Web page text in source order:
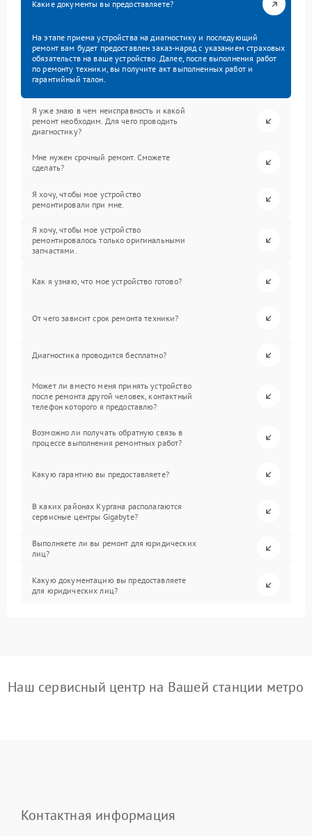
Какие документы вы предоставляете?
На этапе приема устройства на диагностику и последующий
ремонт вам будет предоставлен заказ-наряд с указанием страховых
обязательств на ваше устройство. Далее, после выполнения работ
по ремонту техники, вы получите акт выполненных работ и
гарантийный талон.
Я уже знаю в чем неисправность и какой
ремонт необходим. Для чего проводить
диагностику?
Мне нужен срочный ремонт. Сможете
сделать?
Я хочу, чтобы мое устройство
ремонтировали при мне.
Я хочу, чтобы мое устройство
ремонтировалось только оригинальными
запчастями.
Как я узнаю, что мое устройство готово?
От чего зависит срок ремонта техники?
Диагностика проводится бесплатно?
Может ли вместо меня принять устройство
после ремонта другой человек, контактный
телефон которого я предоставлю?
Возможно ли получать обратную связь в
процессе выполнения ремонтных работ?
Какую гарантию вы предоставляете?
В каких районах Кургана располагаются
сервисные центры Gigabyte?
Выполняете ли вы ремонт для юридических
лиц?
Какую документацию вы предоставляете
для юридических лиц?
Наш сервисный центр на Вашей станции метро
Контактная информация